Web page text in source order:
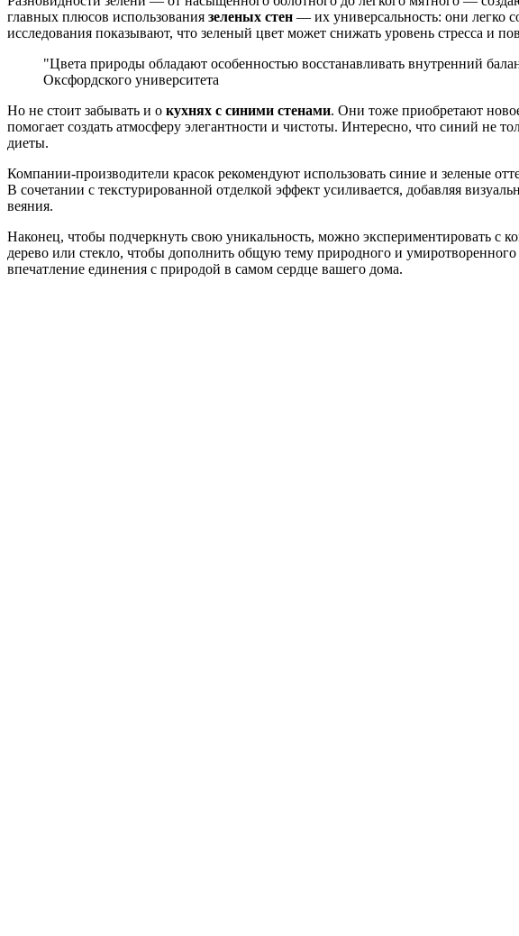
главных плюсов использования зеленых стен — их универсальность: они легко
исследования показывают, что зеленый цвет может снижать уровень стресса и
"Цвета природы обладают особенностью восстанавливать внутренний
Оксфордского университета
Но не стоит забывать и о кухнях с синими стенами. Они тоже приобретают
помогает создать атмосферу элегантности и чистоты. Интересно, что синий не
диеты.
Компании-производители красок рекомендуют использовать синие и зеленые
В сочетании с текстурированной отделкой эффект усиливается, добавляя
веяния.
Наконец, чтобы подчеркнуть свою уникальность, можно экспериментировать с
дерево или стекло, чтобы дополнить общую тему природного и
впечатление единения с природой в самом сердце вашего дома.